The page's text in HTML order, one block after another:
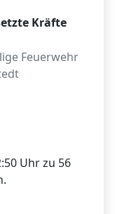
Kräfte
Feuerwehr
Uhr zu 56